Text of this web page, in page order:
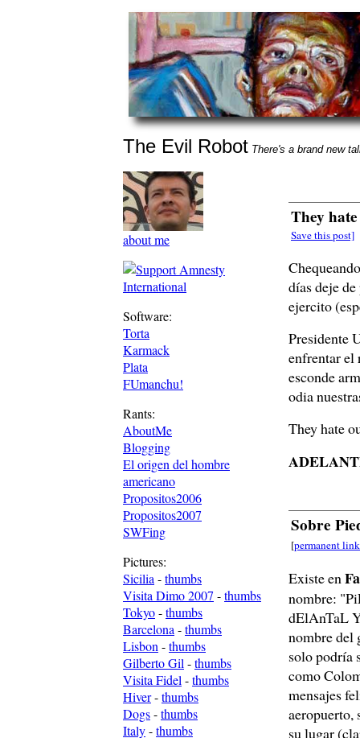
The Evil Robot There's a brand new
about me
Software:
Torta
Karmack
Plata
FUmanchu!
Rants:
AboutMe
Blogging
El origen del hombre
americano
Propositos2006
Propositos2007
SWFing
Pictures:
Sicilia -thumbs
Visita Dimo 2007 -thumbs
Tokyo-thumbs
Barcelona -thumbs
Lisbon -thumbs
Gilberto Gil -thumbs
Visita Fidel -thumbs
Hiver-thumbs
Dogs-thumbs
Italy-thumbs
They
Save this post]
días deje
ejercito
Presidente
enfrentar el
esconde
odia
They hate
Sobre
[permanent link
Existe en
nombre:
dElAnTaL
nombre del
solo podría
como
mensajes
aeropuerto,
su lugar